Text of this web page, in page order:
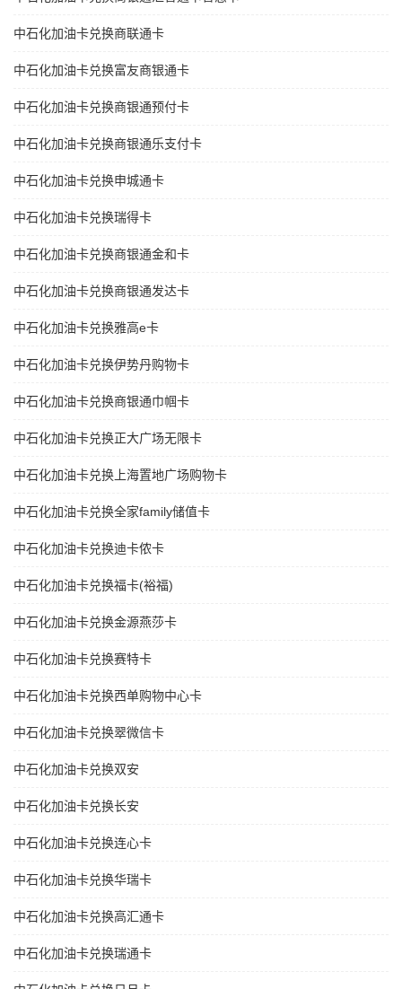
中石化加油卡兑换商联通卡
中石化加油卡兑换富友商银通卡
中石化加油卡兑换商银通预付卡
中石化加油卡兑换商银通乐支付卡
中石化加油卡兑换申城通卡
中石化加油卡兑换瑞得卡
中石化加油卡兑换商银通金和卡
中石化加油卡兑换商银通发达卡
中石化加油卡兑换雅高e卡
中石化加油卡兑换伊势丹购物卡
中石化加油卡兑换商银通巾帼卡
中石化加油卡兑换正大广场无限卡
中石化加油卡兑换上海置地广场购物卡
中石化加油卡兑换全家family储值卡
中石化加油卡兑换迪卡侬卡
中石化加油卡兑换福卡(裕福)
中石化加油卡兑换金源燕莎卡
中石化加油卡兑换赛特卡
中石化加油卡兑换西单购物中心卡
中石化加油卡兑换翠微信卡
中石化加油卡兑换双安
中石化加油卡兑换长安
中石化加油卡兑换连心卡
中石化加油卡兑换华瑞卡
中石化加油卡兑换高汇通卡
中石化加油卡兑换瑞通卡